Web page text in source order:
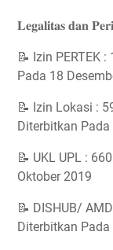
𝐋𝐞𝐠𝐚𝐥𝐢𝐭𝐚𝐬 𝐝𝐚𝐧
📝 Izin PERTEK
Pada 18
📝 Izin Lokasi :
Diterbitkan
📝 UKL UPL :
Oktober 2019
📝 DISHUB/
Diterbitkan